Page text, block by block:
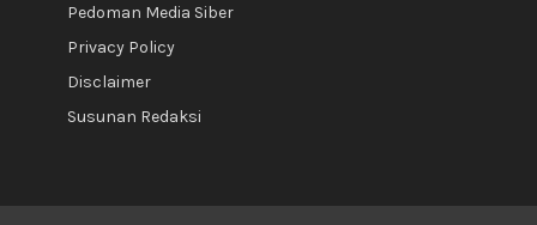
Pedoman Media Siber
Privacy Policy
Disclaimer
Susunan Redaksi